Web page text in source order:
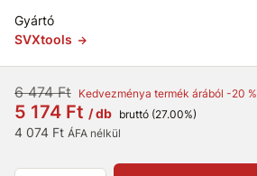
Gyártó
SVXtools
6 474 Ft Kedvezménya termék árából -20 %
5 174 Ft / db bruttó (27.00%)
4 074 Ft ÁFA nélkül